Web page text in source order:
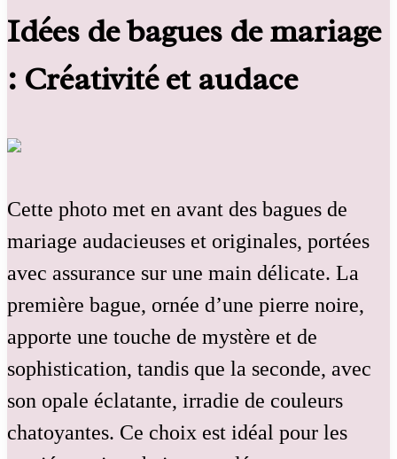
Idées de bagues de mariage
: Créativité et audace
Cette photo met en avant des bagues de
mariage audacieuses et originales, portées
avec assurance sur une main délicate. La
première bague, ornée d’une pierre noire,
apporte une touche de mystère et de
sophistication, tandis que la seconde, avec
son opale éclatante, irradie de couleurs
chatoyantes. Ce choix est idéal pour les